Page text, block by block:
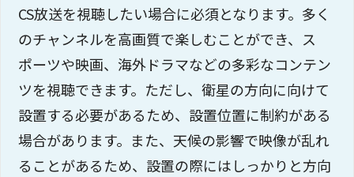
CS放送を視聴したい場合に必須となります。多く
のチャンネルを高画質で楽しむことができ、ス
ポーツや映画、海外ドラマなどの多彩なコンテン
ツを視聴できます。ただし、衛星の方向に向けて
設置する必要があるため、設置位置に制約がある
場合があります。また、天候の影響で映像が乱れ
ることがあるため、設置の際にはしっかりと方向